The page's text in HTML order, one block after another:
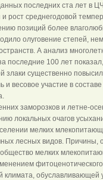
последних ста лет в
рост среднегодовой
позиций более
олуговение степей,
А анализ
последние 100 лет
злаки существенно
весовое участие в составе
заморозков и летне-
локальных очагов
мелких
лесных видов. Причины,
мелких
климата, обуславливающей